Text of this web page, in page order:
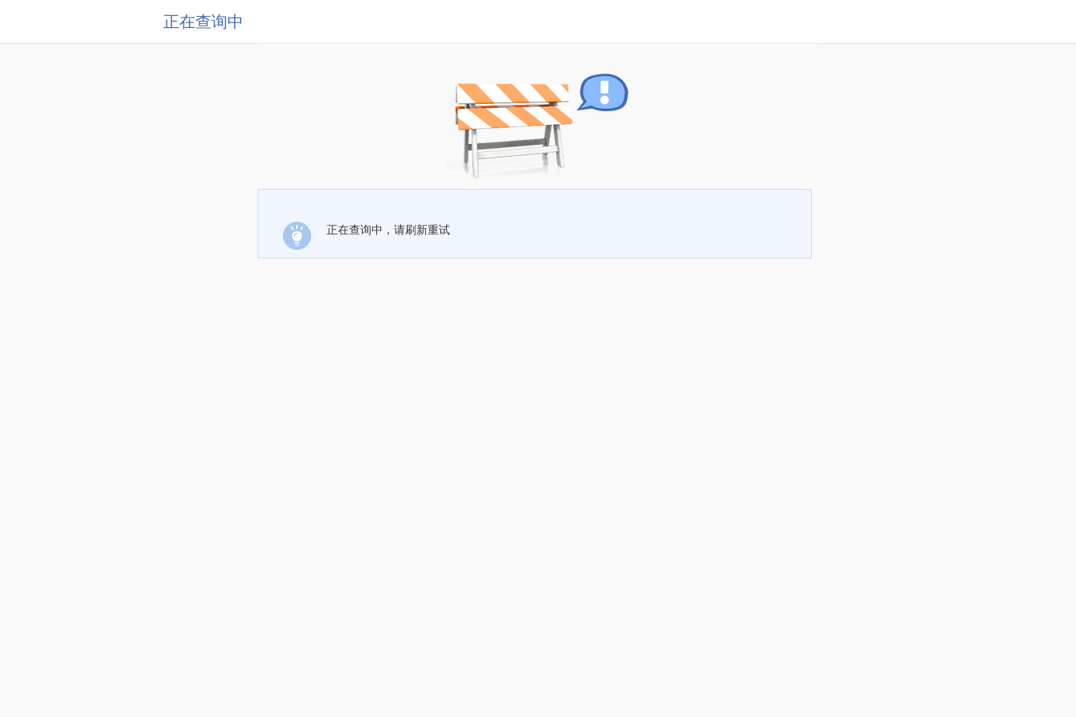
正在查询中
正在查询中，请刷新重试